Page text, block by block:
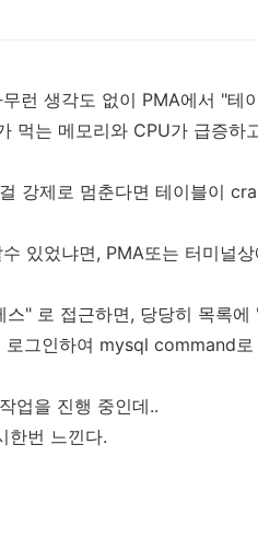
런 생각도 없이 PMA에서 "테
먹는 메모리와 CPU가 급증하
강제로 멈춘다면 테이블이
있었냐면, PMA또는 터미널
" 로 접근하면, 당당히 목록
그인하여 mysql command로
업을 진행 중인데..
한번 느낀다.